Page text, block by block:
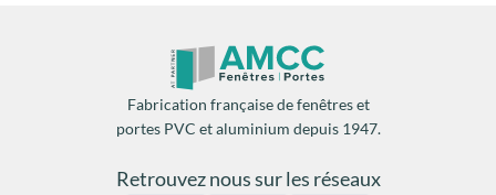
Fabrication française de fenêtres et
portes PVC et aluminium depuis 1947.
Retrouvez nous sur les réseaux